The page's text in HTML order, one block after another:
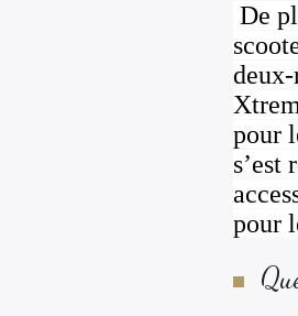
De
deux-
pour
s’est
pour